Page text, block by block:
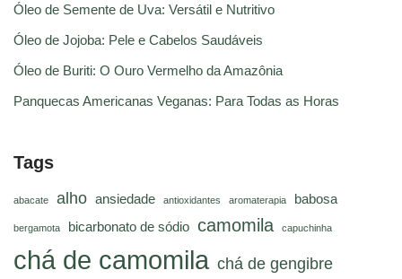
Óleo de Semente de Uva: Versátil e Nutritivo
Óleo de Jojoba: Pele e Cabelos Saudáveis
Óleo de Buriti: O Ouro Vermelho da Amazônia
Panquecas Americanas Veganas: Para Todas as Horas
Tags
abacate alho ansiedade antioxidantes aromaterapia babosa
bergamota bicarbonato de sódio camomila capuchinha
chá de camomila chá de gengibre